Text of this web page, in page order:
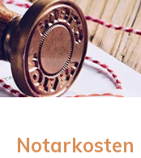
Notarkosten